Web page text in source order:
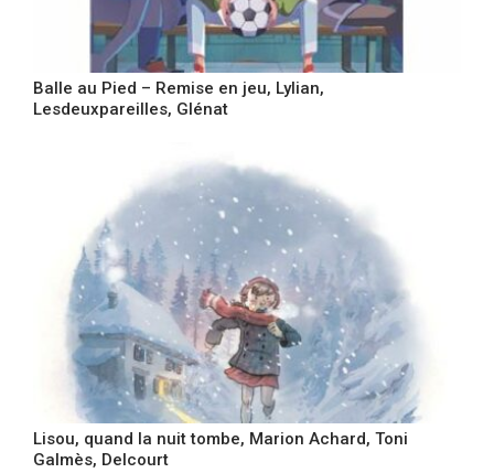
Balle au Pied – Remise en jeu, Lylian,
Lesdeuxpareilles, Glénat
Lisou, quand la nuit tombe, Marion Achard, Toni
Galmès, Delcourt